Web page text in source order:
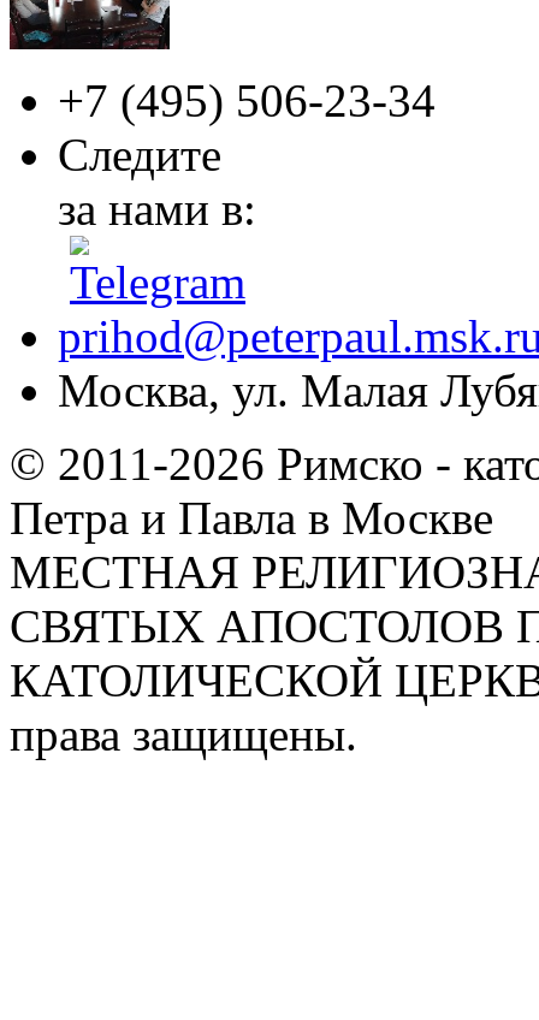
+7 (495) 506-23-34
Следите
за нами в:
Москва, ул. Малая
© 2011-2026 Римско -
Петра и Павла в Москве
МЕСТНАЯ
СВЯТЫХ АПОСТОЛОВ
КАТОЛИЧЕСКОЙ
права защищены.